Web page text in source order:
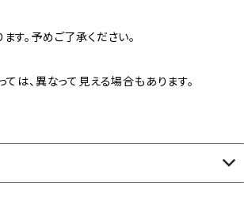
。予めご了承ください。
は、異なって見える場合もあります。